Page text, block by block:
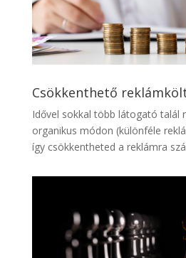
Csökkenthető
Idővel sokkal több látogató talál
organikus módon (különféle
így csökkentheted a reklámra